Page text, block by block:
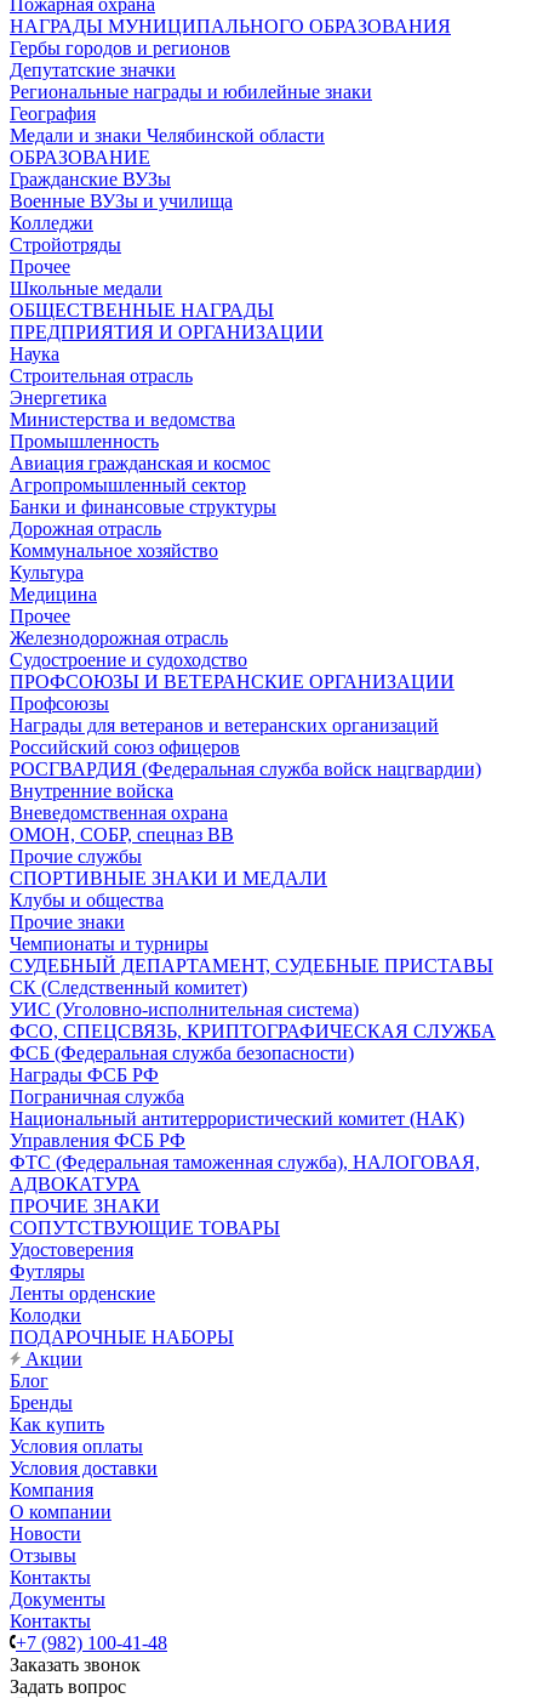
Пожарная охрана
НАГРАДЫ МУНИЦИПАЛЬНОГО ОБРАЗОВАНИЯ
Гербы городов и регионов
Депутатские значки
Региональные награды и юбилейные знаки
География
Медали и знаки Челябинской области
ОБРАЗОВАНИЕ
Гражданские ВУЗы
Военные ВУЗы и училища
Колледжи
Стройотряды
Прочее
Школьные медали
ОБЩЕСТВЕННЫЕ НАГРАДЫ
ПРЕДПРИЯТИЯ И ОРГАНИЗАЦИИ
Наука
Строительная отрасль
Энергетика
Министерства и ведомства
Промышленность
Авиация гражданская и космос
Агропромышленный сектор
Банки и финансовые структуры
Дорожная отрасль
Коммунальное хозяйство
Культура
Медицина
Прочее
Железнодорожная отрасль
Судостроение и судоходство
ПРОФСОЮЗЫ И ВЕТЕРАНСКИЕ ОРГАНИЗАЦИИ
Профсоюзы
Награды для ветеранов и ветеранских организаций
Российский союз офицеров
РОСГВАРДИЯ (Федеральная служба войск нацгвардии)
Внутренние войска
Вневедомственная охрана
ОМОН, СОБР, спецназ ВВ
Прочие службы
СПОРТИВНЫЕ ЗНАКИ И МЕДАЛИ
Клубы и общества
Прочие знаки
Чемпионаты и турниры
СУДЕБНЫЙ ДЕПАРТАМЕНТ, СУДЕБНЫЕ ПРИСТАВЫ
СК (Следственный комитет)
УИС (Уголовно-исполнительная система)
ФСО, СПЕЦСВЯЗЬ, КРИПТОГРАФИЧЕСКАЯ СЛУЖБА
ФСБ (Федеральная служба безопасности)
Награды ФСБ РФ
Пограничная служба
Национальный антитеррористический комитет (НАК)
Управления ФСБ РФ
ФТС (Федеральная таможенная служба), НАЛОГОВАЯ,
АДВОКАТУРА
ПРОЧИЕ ЗНАКИ
СОПУТСТВУЮЩИЕ ТОВАРЫ
Удостоверения
Футляры
Ленты орденские
Колодки
ПОДАРОЧНЫЕ НАБОРЫ
Акции
Блог
Бренды
Как купить
Условия оплаты
Условия доставки
Компания
О компании
Новости
Отзывы
Контакты
Документы
Контакты
+7 (982) 100-41-48
Заказать звонок
Задать вопрос